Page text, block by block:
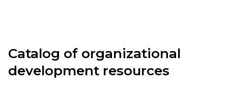
Catalog of organizational
development resources